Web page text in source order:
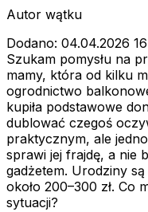
Autor wątku
Dodano: 04.04.2026
Szukam pomysłu na
mamy, która od kilku
ogrodnictwo
kupiła podstawowe
dublować czegoś
praktycznym, ale
sprawi jej frajdę, a nie
gadżetem. Urodziny
około 200–300 zł. Co
sytuacji?